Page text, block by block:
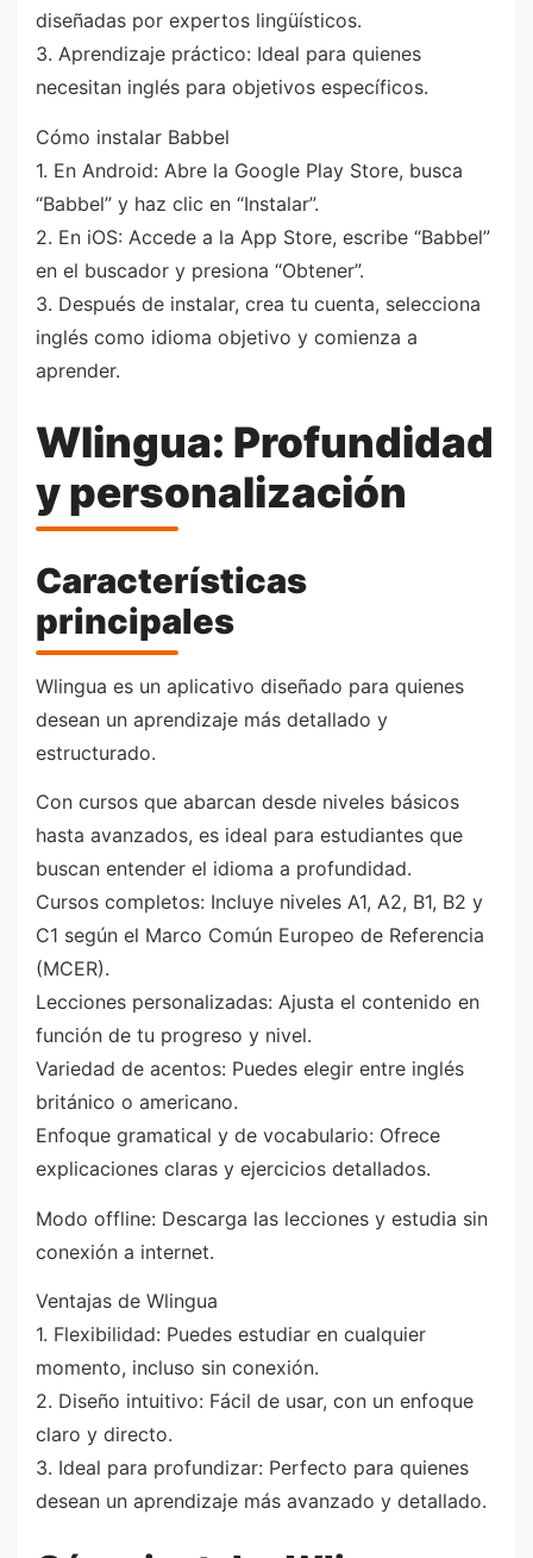
diseñadas por expertos lingüísticos.
3. Aprendizaje práctico: Ideal para quienes
necesitan inglés para objetivos específicos.
Cómo instalar Babbel
1. En Android: Abre la Google Play Store, busca
“Babbel” y haz clic en “Instalar”.
2. En iOS: Accede a la App Store, escribe “Babbel”
en el buscador y presiona “Obtener”.
3. Después de instalar, crea tu cuenta, selecciona
inglés como idioma objetivo y comienza a
aprender.
Wlingua: Profundidad
y personalización
Características
principales
Wlingua es un aplicativo diseñado para quienes
desean un aprendizaje más detallado y
estructurado.
Con cursos que abarcan desde niveles básicos
hasta avanzados, es ideal para estudiantes que
buscan entender el idioma a profundidad.
Cursos completos: Incluye niveles A1, A2, B1, B2 y
C1 según el Marco Común Europeo de Referencia
(MCER).
Lecciones personalizadas: Ajusta el contenido en
función de tu progreso y nivel.
Variedad de acentos: Puedes elegir entre inglés
británico o americano.
Enfoque gramatical y de vocabulario: Ofrece
explicaciones claras y ejercicios detallados.
Modo offline: Descarga las lecciones y estudia sin
conexión a internet.
Ventajas de Wlingua
1. Flexibilidad: Puedes estudiar en cualquier
momento, incluso sin conexión.
2. Diseño intuitivo: Fácil de usar, con un enfoque
claro y directo.
3. Ideal para profundizar: Perfecto para quienes
desean un aprendizaje más avanzado y detallado.